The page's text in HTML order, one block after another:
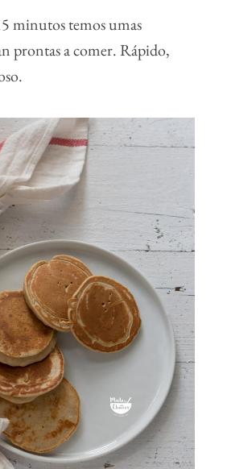
minutos temos umas
prontas a comer. Rápido,